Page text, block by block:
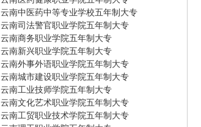
云南中医药中等专业学校五年制大专
云南司法警官职业学院五年制大专
云南商务职业学院五年制大专
云南新兴职业学院五年制大专
云南外事外语职业学院五年制大专
云南城市建设职业学院五年制大专
云南工业技师学院五年制大专
云南文化艺术职业学院五年制大专
云南工贸职业技术学院五年制大专